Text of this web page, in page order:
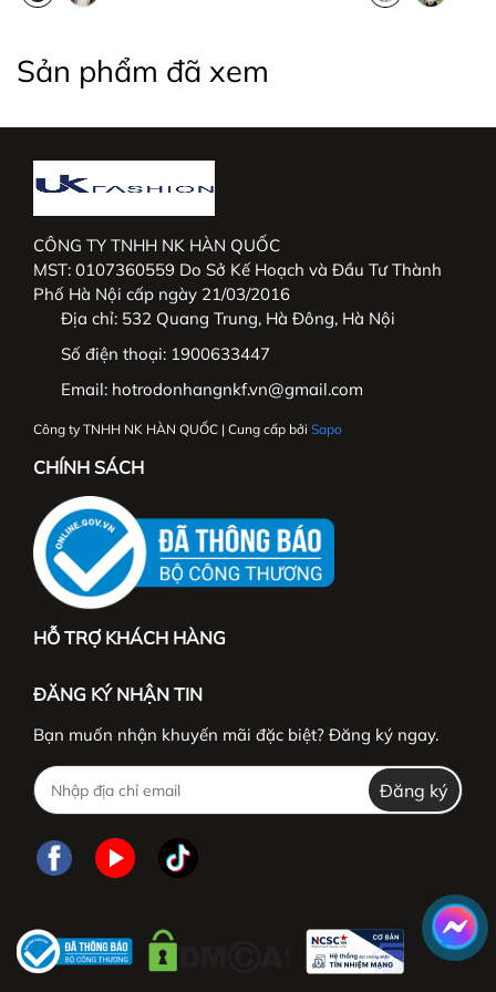
Quốc và Bà ĐỒNG THỊ DIỄM TRANG là người Việt
Nam
- Sau gần 10 năm hoạt động công ty đã có:
+ 15 showrooms trên toàn quốc
+ Hơn 30 đại lí phân phối độc quyền
- Tầm nhìn chiến lược trong tương lai:
+ NK sẽ phủ sóng các showrooms trong nước
+ Phát triển thêm dòng hàng cao cấp tại trường
Việt Nam và mở rộng thị trường Hàn Quốc.
Sản phẩm đã xem
CÔNG TY TNHH NK HÀN QUỐC
MST: 0107360559 Do Sở Kế Hoạch và Đầu Tư Thành
Phố Hà Nội cấp ngày 21/03/2016
Địa chỉ: 532 Quang Trung, Hà Đông, Hà Nội
Số điện thoại: 1900633447
Email: hotrodonhangnkf.vn@gmail.com
Công ty TNHH NK HÀN QUỐC | Cung cấp bởi Sapo
CHÍNH SÁCH
HỖ TRỢ KHÁCH HÀNG
ĐĂNG KÝ NHẬN TIN
Bạn muốn nhận khuyến mãi đặc biệt? Đăng ký ngay.
Đăng ký